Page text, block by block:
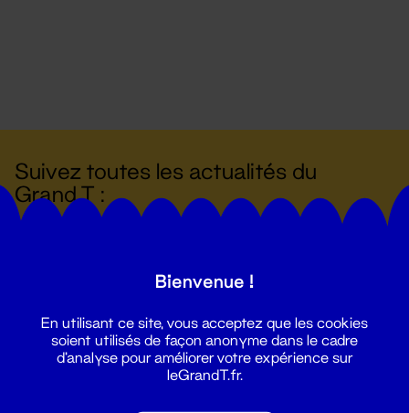
Suivez toutes les actualités du
Grand T :
Bienvenue !
En utilisant ce site, vous acceptez que les cookies
soient utilisés de façon anonyme dans le cadre
d'analyse pour améliorer votre expérience sur
leGrandT.fr.